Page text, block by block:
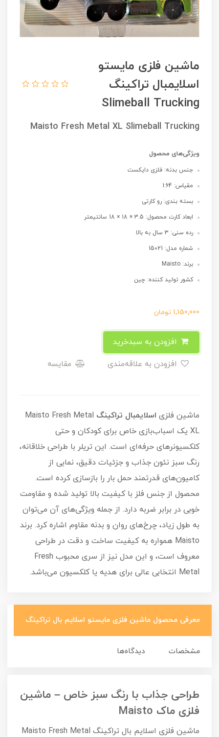
ماشین فلزی مایستو
اسلایمبال تراکینگ
Slimeball Trucking
Maisto Fresh Metal XL Slimeball Trucking
ویژگی‌های محصول
جنس بدنه: فلزی دایکست
مقیاس: 1:64
بسته بندی: رو کارتی
ابعاد کارت محصول: 3.5 × 18 × 18 سانتیمتر
رده سنی: 3 سال به بالا
شماره مدل: 15021
برند: Maisto
کشور تولید کننده: چین
1,150,000 تومان
مقایسه
ماشین فلزی اسلایمبال تراکینگ Maisto Fresh Metal
XL یک اسباب‌بازی خاص برای کودکان و حتی
کلکسیونرهای حرفه‌ای است. این تریلر با طراحی خلاقانه،
رنگ سبز نئون جذاب و جزئیات دقیق، نمایی از
کامیون‌های قدرتمند حمل بار را بازسازی کرده است.
محصول از جنس فلز با کیفیت بالا تولید شده و مقاومت
خوبی در برابر ضربه دارد. از جمله ویژگی‌های آن می‌توان
به طول زیاد، چرخ‌های روان و بدنه مقاوم اشاره کرد. برند
Maisto همواره به کیفیت ساخت و دقت در طراحی
معروف است، و این مدل نیز از سری محبوب Fresh
Metal انتخابی عالی برای هدیه یا کلکسیون می‌باشد.
معرفی محصول ماشین فلزی مایستو اسلایم بال تراکینگ
مشخصات دیدگاه‌ها
طراحی جذاب با رنگ سبز خاص – ماشین
فلزی ماک Maisto
ماشین فلزی اسلایم بال تراکینگ Maisto Fresh Metal